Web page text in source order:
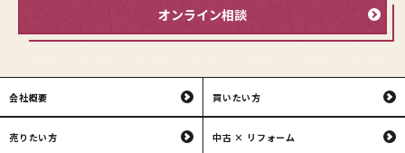
オンライン相談
会社概要 買いたい方
売りたい方 中古 × リフォーム